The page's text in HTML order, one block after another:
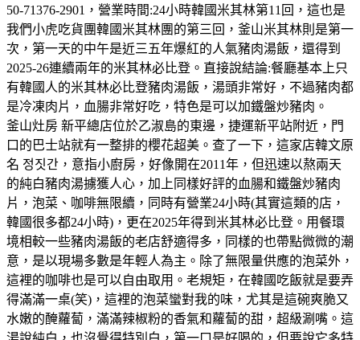
50-71376-2901，營業時間:24小時韓國米其林第11回，這也是
我們小虎吃貨團韓國米其林團的第三回，釜山米其林則是第一
次，第一天的中午是近三五年爆紅的人氣豬肉湯飯，還得到
2025-26連續兩年的米其林必比登。直接說結論:餐廳基本上只
有韓國人的米其林必比登豬肉湯飯，湯頭非常好，不過豬肉都
是冷凍肉片，血腸非常好吃，特色是可以加鐵盤炒豬肉。
釜山灶房 新平總店位於乙淑島的東邊，捷運新平站附近，門
口的巴士站就有一整排的櫻花超美。查了一下，這家店韓文原
名 정짓간，意指小廚房，好像開在2011年，但迅速以熬兩天
的純白豬肉湯擄獲人心，加上同樣好評的血腸和鐵盤炒豬肉
片，泡菜、咖啡無限續，同時有營業24小時(其實這類的店，
韓國很多都24小時)，更在2025年得到米其林必比登。用餐環
境相較一些豬肉湯飯的老店舒適得多，同樣的也帶點微微的潮
意，是以現場多數是年輕人為主。除了無限量供應的泡菜外，
這裡的咖啡也是可以自由取用。老規矩，在韓國吃飯就是要弄
得滿滿一桌(笑)，這裡的泡菜蠻對我的味，尤其是這碗爽脆又
水嫩的醃蘿蔔，滿滿辣椒粉的香氣和蘿蔔的甜，超級涮嘴。這